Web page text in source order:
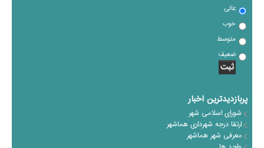
عالی
خوب
متوسط
ضعیف
پربازدیدترین اخبار
شورای اسلامی شهر
ارتقا درجه شهرداری هماشهر
معرفی شهر هماشهر